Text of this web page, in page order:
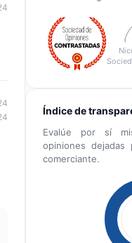
Índice de
Evalúe por sí
opiniones
comerciante.